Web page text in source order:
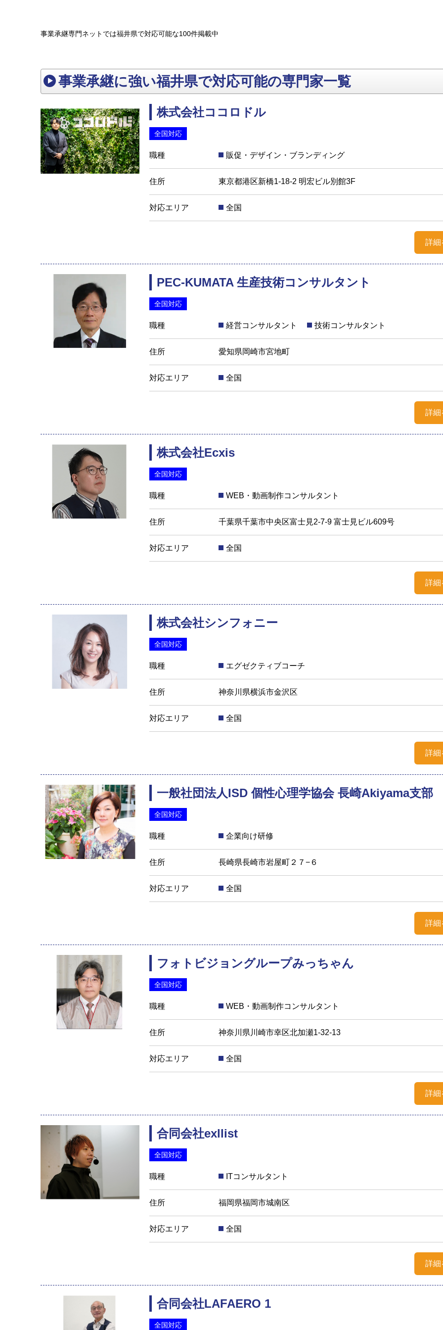
事業承継専門ネットでは福井県で対応可能な100件掲載中
事業承継に強い福井県で対応可能の専門家一覧
株式会社ココロドル
全国対応
職種 販促・デザイン・ブランディング
住所 東京都港区新橋1-18-2 明宏ビル別館3F
対応エリア 全国
詳細
PEC-KUMATA 生産技術コンサルタント
全国対応
職種 経営コンサルタント 技術コンサルタント
住所 愛知県岡崎市宮地町
対応エリア 全国
詳細
株式会社Ecxis
全国対応
職種 WEB・動画制作コンサルタント
住所 千葉県千葉市中央区富士見2-7-9 富士見ビル609号
対応エリア 全国
詳細
株式会社シンフォニー
全国対応
職種 エグゼクティブコーチ
住所 神奈川県横浜市金沢区
対応エリア 全国
詳細
一般社団法人ISD 個性心理学協会 長崎Akiyama支部
全国対応
職種 企業向け研修
住所 長崎県長崎市岩屋町２７−６
対応エリア 全国
詳細
フォトビジョングループみっちゃん
全国対応
職種 WEB・動画制作コンサルタント
住所 神奈川県川崎市幸区北加瀬1-32-13
対応エリア 全国
詳細
合同会社exllist
全国対応
職種 ITコンサルタント
住所 福岡県福岡市城南区
対応エリア 全国
詳細
合同会社LAFAERO 1
全国対応